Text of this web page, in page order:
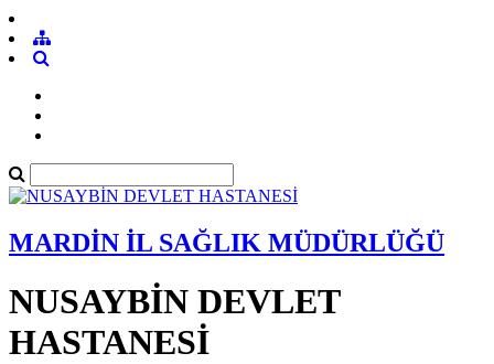
MARDİN İL SAĞLIK MÜDÜRLÜĞÜ
NUSAYBİN DEVLET
HASTANESİ